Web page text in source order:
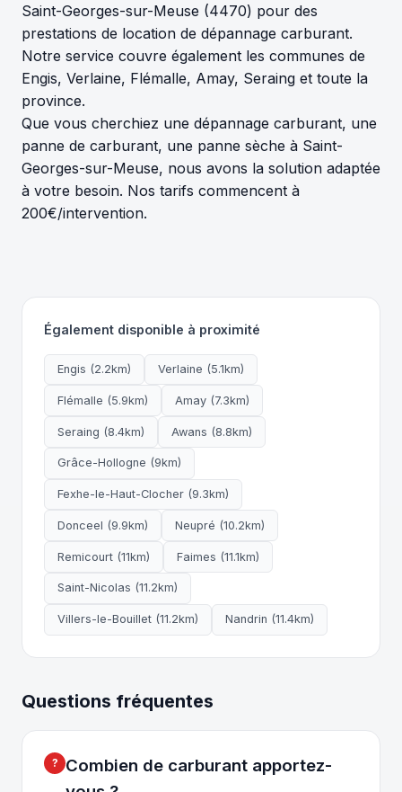
Saint-Georges-sur-Meuse (4470) pour des
prestations de location de dépannage carburant.
Notre service couvre également les communes de
Engis, Verlaine, Flémalle, Amay, Seraing et toute la
province.
Que vous cherchiez une dépannage carburant, une
panne de carburant, une panne sèche à Saint-
Georges-sur-Meuse, nous avons la solution adaptée
à votre besoin. Nos tarifs commencent à
200€/intervention.
Également disponible à proximité
Engis (2.2km) Verlaine (5.1km)
Flémalle (5.9km) Amay (7.3km)
Seraing (8.4km) Awans (8.8km)
Grâce-Hollogne (9km)
Fexhe-le-Haut-Clocher (9.3km)
Donceel (9.9km) Neupré (10.2km)
Remicourt (11km) Faimes (11.1km)
Saint-Nicolas (11.2km)
Villers-le-Bouillet (11.2km) Nandrin (11.4km)
Questions fréquentes
Combien de carburant apportez-